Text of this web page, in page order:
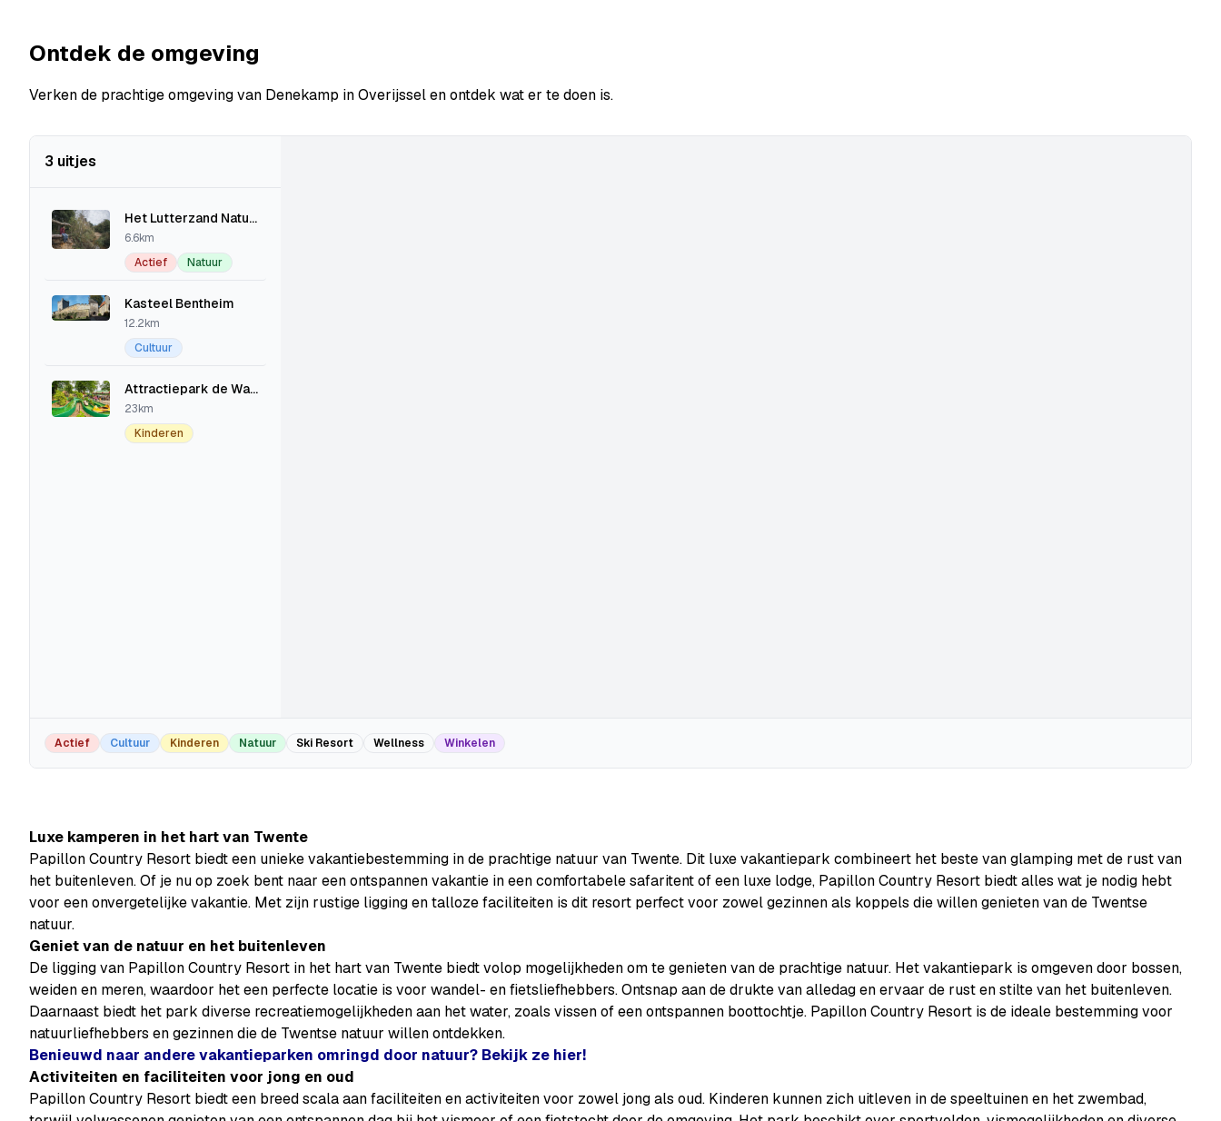
Ontdek de omgeving
Verken de prachtige omgeving van Denekamp in Overijssel en ontdek wat er te doen is.
3 uitjes
Het Lutterzand Nature Reserve
6.6km
Actief
Natuur
Kasteel Bentheim
12.2km
Cultuur
Attractiepark de Waarbeek
23km
Kinderen
Actief Cultuur Kinderen Natuur Ski Resort Wellness Winkelen
Luxe kamperen in het hart van Twente
Papillon Country Resort biedt een unieke vakantiebestemming in de prachtige natuur van Twente. Dit luxe vakantiepark combineert het beste van glamping met de rust van
het buitenleven. Of je nu op zoek bent naar een ontspannen vakantie in een comfortabele safaritent of een luxe lodge, Papillon Country Resort biedt alles wat je nodig hebt
voor een onvergetelijke vakantie. Met zijn rustige ligging en talloze faciliteiten is dit resort perfect voor zowel gezinnen als koppels die willen genieten van de Twentse
natuur.
Geniet van de natuur en het buitenleven
De ligging van Papillon Country Resort in het hart van Twente biedt volop mogelijkheden om te genieten van de prachtige natuur. Het vakantiepark is omgeven door bossen,
weiden en meren, waardoor het een perfecte locatie is voor wandel- en fietsliefhebbers. Ontsnap aan de drukte van alledag en ervaar de rust en stilte van het buitenleven.
Daarnaast biedt het park diverse recreatiemogelijkheden aan het water, zoals vissen of een ontspannen boottochtje. Papillon Country Resort is de ideale bestemming voor
natuurliefhebbers en gezinnen die de Twentse natuur willen ontdekken.
Benieuwd naar andere vakantieparken omringd door natuur? Bekijk ze hier!
Activiteiten en faciliteiten voor jong en oud
Papillon Country Resort biedt een breed scala aan faciliteiten en activiteiten voor zowel jong als oud. Kinderen kunnen zich uitleven in de speeltuinen en het zwembad,